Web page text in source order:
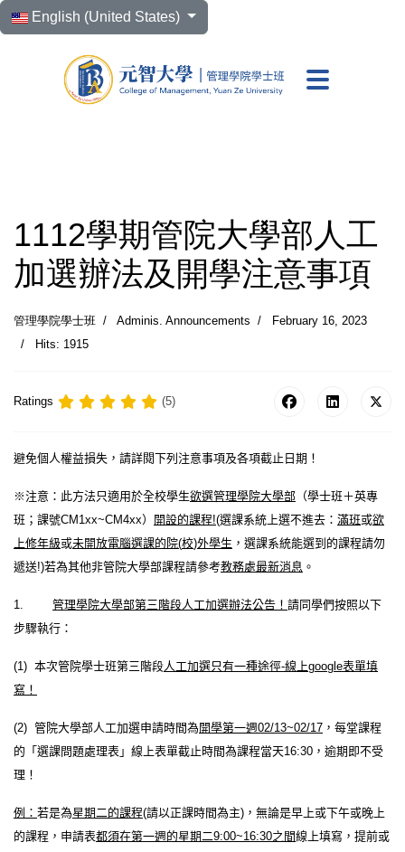
Select your language
English (United States)
1112學期管院大學部人工
加選辦法及開學注意事項
管理學院學士班 Adminis. Announcements
February 16, 2023
Hits: 1915
Ratings (5)
避免個人權益損失，請詳閱下列注意事項及各項截止日期！
※注意： 此方法只適用於全校學生欲選管理學院大學部 （學士班＋英專
班；課號CM1xx~CM4xx） 開設的課程!(選課系統上選不進去： 滿班或欲
上修年級或未開放電腦選課的院(校)外學生 ，選課系統能選到的課程請勿
遞送!)若為其他非管院大學部課程請參考教務處最新消息 。
1. 管理學院大學部第三階段人工加選辦法公告！ 請同學們按照以下
步驟執行：
(1) 本次管院學士班第三階段人工加選只有一種途徑-線上google表單填
寫！
(2) 管院大學部人工加選申請時間為 開學第一週02/13~02/17 ， 每堂課程
的「選課問題處理表」 線上表單截止時間為課程當天16:30 ，逾期即不受
理！
例： 若是為星期二的課程(請以正課時間為主) ，無論是早上或下午或晚上
的課程，申請表都須在第一週的星期二9:00~16:30之間線上填寫，提前或